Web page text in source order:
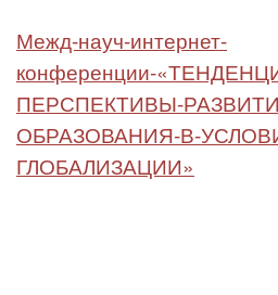
Межд-науч-интернет-
конференции-
ПЕРСПЕКТИВЫ-
ОБРАЗОВАНИЯ-В-
ГЛОБАЛИЗАЦИИ»